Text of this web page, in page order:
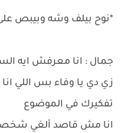
*نوح بيلف وشه وبيبص
جمال : انا معرفش ايه
زي دي يا وفاء بس اللي
تفكيرك في الموضوع
انا مش قاصد ألغي